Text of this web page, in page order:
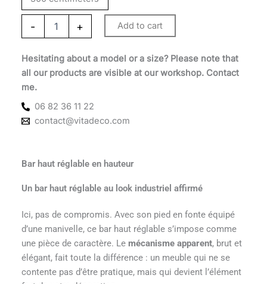
- + Add to cart
Hesitating about a model or a size? Please note that
all our products are visible at our workshop. Contact
me.
06 82 36 11 22
contact@vitadeco.com
Bar haut réglable en hauteur
Un bar haut réglable au look industriel affirmé
Ici, pas de compromis. Avec son pied en fonte équipé
d’une manivelle, ce bar haut réglable s’impose comme
une pièce de caractère. Le mécanisme apparent, brut et
élégant, fait toute la différence : un meuble qui ne se
contente pas d’être pratique, mais qui devient l’élément